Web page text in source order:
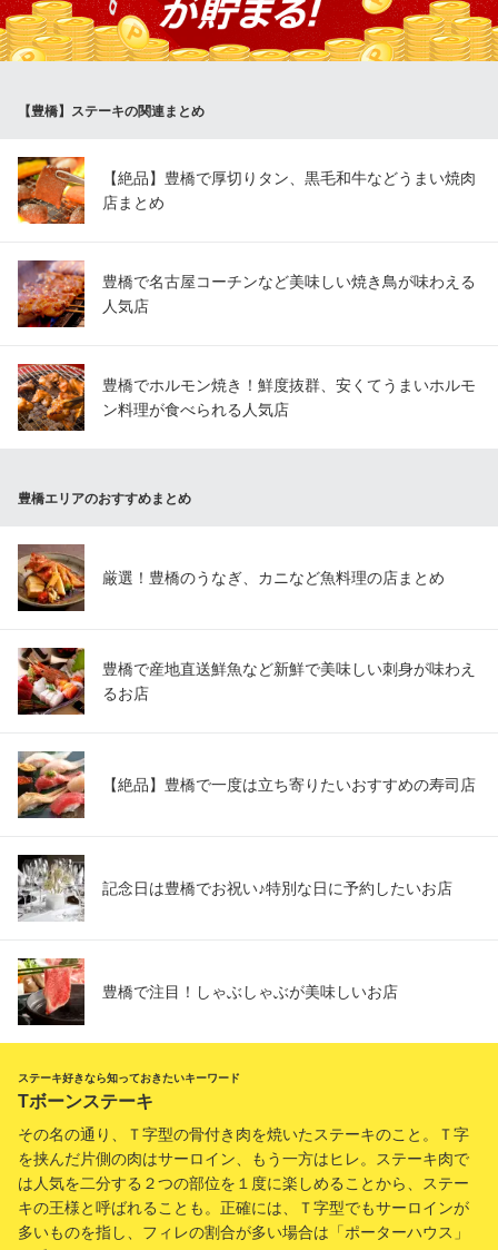
歴を持つ料理長が腕を振るいます。まだまだ飲み足りない時には
二次会コースがおすすめです。
店
ＪＲ豊橋駅 徒歩4分
愛知県豊橋市松葉町2-53 2F
【豊橋】ステーキの関連まとめ
【絶品】豊橋で厚切りタン、黒毛和牛などうまい焼肉
店まとめ
豊橋で名古屋コーチンなど美味しい焼き鳥が味わえる
人気店
豊橋でホルモン焼き！鮮度抜群、安くてうまいホルモ
ン料理が食べられる人気店
豊橋エリアのおすすめまとめ
厳選！豊橋のうなぎ、カニなど魚料理の店まとめ
豊橋で産地直送鮮魚など新鮮で美味しい刺身が味わえ
るお店
【絶品】豊橋で一度は立ち寄りたいおすすめの寿司店
記念日は豊橋でお祝い♪特別な日に予約したいお店
豊橋で注目！しゃぶしゃぶが美味しいお店
ステーキ好きなら知っておきたいキーワード
Tボーンステーキ
その名の通り、Ｔ字型の骨付き肉を焼いたステーキのこと。Ｔ字
を挟んだ片側の肉はサーロイン、もう一方はヒレ。ステーキ肉で
は人気を二分する２つの部位を１度に楽しめることから、ステー
キの王様と呼ばれることも。正確には、Ｔ字型でもサーロインが
多いものを指し、フィレの割合が多い場合は「ポーターハウス」